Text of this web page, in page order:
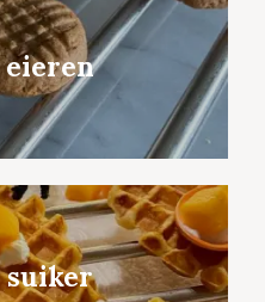
eieren
suiker